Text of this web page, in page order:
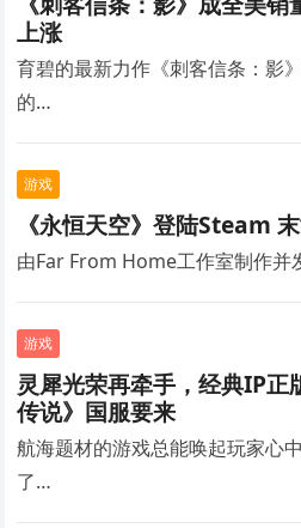
上涨
育碧的最新力作《刺客信条：影
的…
游戏
《永恒天空》登陆Steam
由Far From Home工作室制作并
游戏
灵犀光荣再牵手，经典IP正
传说》国服要来
航海题材的游戏总能唤起玩家心
了…